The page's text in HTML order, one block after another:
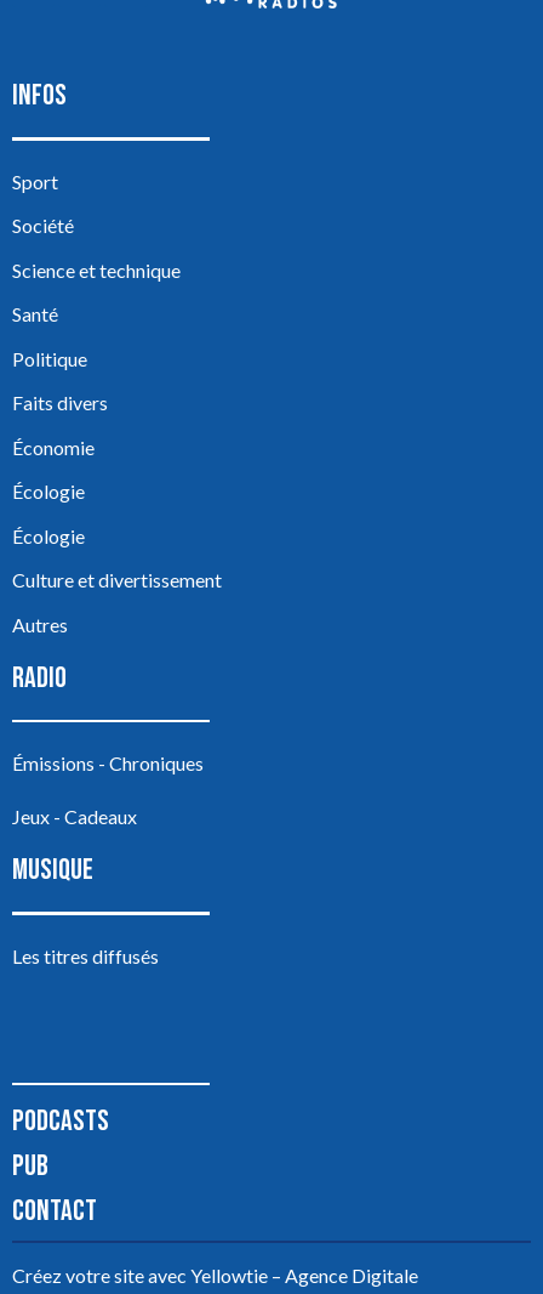
INFOS
Sport
Société
Science et technique
Santé
Politique
Faits divers
Économie
Écologie
Écologie
Culture et divertissement
Autres
RADIO
Émissions - Chroniques
Jeux - Cadeaux
MUSIQUE
Les titres diffusés
PODCASTS
PUB
CONTACT
Créez votre site avec Yellowtie – Agence Digitale